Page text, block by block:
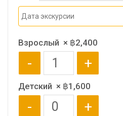
Взрослый × ฿2,400
- +
Детский × ฿1,600
-
+